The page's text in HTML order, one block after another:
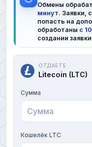
Обмены
минут. Заявки,
попасть на
обработаны с
создании
ОТДАЕТЕ
Litecoin (LTC)
Сумма
Кошелёк LTC